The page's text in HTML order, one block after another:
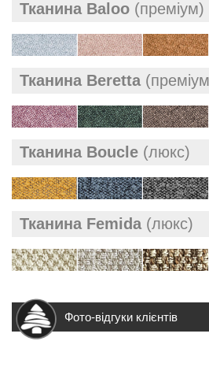
Тканина Baloo (преміум)
Тканина Beretta
Тканина Boucle (люкс)
Тканина Femida (люкс)
Фото-відгуки клієнтів